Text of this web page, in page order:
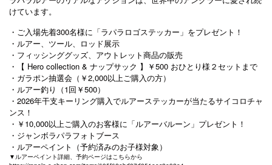
けています。
・ご入場先着300名様に「ラパラロゴステッカー」をプレゼント！
・ルアー、ツール、ロッド展示
・フィッシンググッズ、アウトレット商品の販売
・【 Hero collection & ナップサック 】￥500 おひとり様２セットまで
・ガラポン抽選会（￥2,000以上ご購入の方）
・ルアー釣り（1回￥500）
・2026年干支キーリング購入でルアーステッカーが当たるサイコロチャ
ンス！
・￥10,000以上ご購入のお客様に「ルアーバルーン」プレゼント！
・ジャンボラパラフォトブース
・ルアーペイント（予約済みのお子様対象）
▼ルアーペイント詳細、予約ページはこちらから